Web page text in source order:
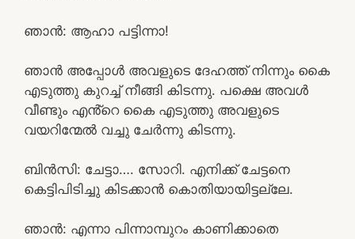
ഞാൻ: ആഹാ പട്ടിന്നാ!
ഞാൻ അപ്പോൾ അവളുടെ ദേഹത്ത് നിന്നും കൈ
എടുത്തു കുറച്ച് നീങ്ങി കിടന്നു. പക്ഷെ അവൾ
വീണ്ടും എൻ്റെ കൈ എടുത്തു അവളുടെ
വയറിന്മേൽ വച്ചു ചേർന്നു കിടന്നു.
ബിൻസി: ചേട്ടാ…. സോറി. എനിക്ക് ചേട്ടനെ
കെട്ടിപിടിച്ചു കിടക്കാൻ കൊതിയായിട്ടല്ലേ.
ഞാൻ: എന്നാ പിന്നാമ്പുറം കാണിക്കാതെ